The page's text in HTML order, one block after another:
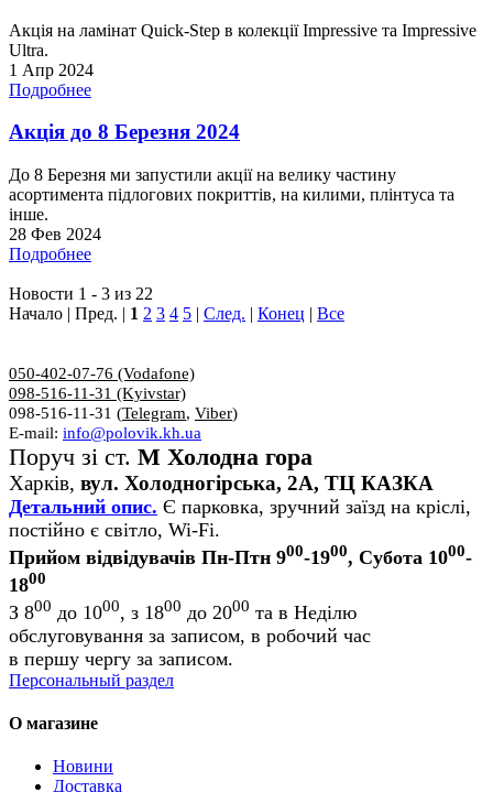
Акція на ламінат Quick-Step в колекції Impressive та Impressive
Ultra.
1 Апр 2024
Подробнее
Акція до 8 Березня 2024
До 8 Березня ми запустили акції на велику частину
асортимента підлогових покриттів, на килими, плінтуса та
інше.
28 Фев 2024
Подробнее
Новости 1 - 3 из 22
Начало | Пред. | 1 2 3 4 5 | След. | Конец | Все
050-402-07-76 (Vodafone)
098-516-11-31 (Kyivstar)
098-516-11-31 (Telegram, Viber)
E-mail: info@polovik.kh.ua
Поруч зі ст. М Холодна гора
Харків, вул. Холодногірська, 2А, ТЦ КАЗКА
Детальний опис. Є парковка, зручний заїзд на кріслі,
постійно є світло, Wi-Fi.
Прийом відвідувачів Пн-Птн 900-1900, Субота 1000-
1800
З 800 до 1000, з 1800 до 2000 та в Неділю
обслуговування за записом, в робочий час
в першу чергу за записом.
Персональный раздел
О магазине
Новини
Доставка